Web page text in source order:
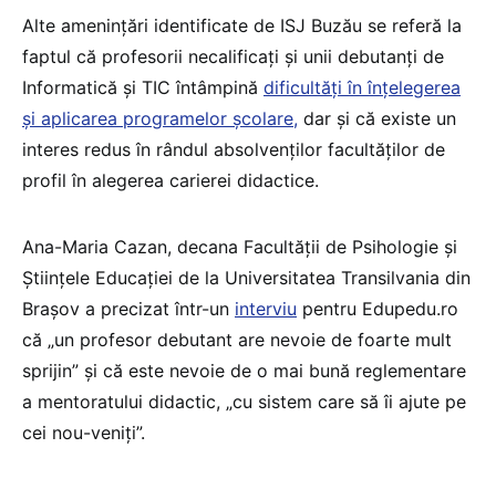
Alte amenințări identificate de ISJ Buzău se referă la
faptul că profesorii necalificați și unii debutanți de
Informatică și TIC întâmpină dificultăți în înțelegerea
și aplicarea programelor școlare, dar și că existe un
interes redus în rândul absolvenților facultăților de
profil în alegerea carierei didactice.
Ana-Maria Cazan, decana Facultății de Psihologie și
Științele Educației de la Universitatea Transilvania din
Brașov a precizat într-un interviu pentru Edupedu.ro
că „un profesor debutant are nevoie de foarte mult
sprijin” și că este nevoie de o mai bună reglementare
a mentoratului didactic, „cu sistem care să îi ajute pe
cei nou-veniți”.